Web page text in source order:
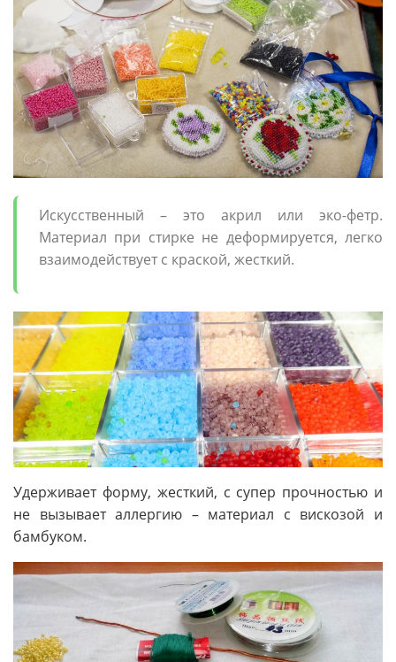
Искусственный – это акрил или эко-фетр.
Материал при стирке не деформируется, легко
взаимодействует с краской, жесткий.
Удерживает форму, жесткий, с супер прочностью и
не вызывает аллергию – материал с вискозой и
бамбуком.